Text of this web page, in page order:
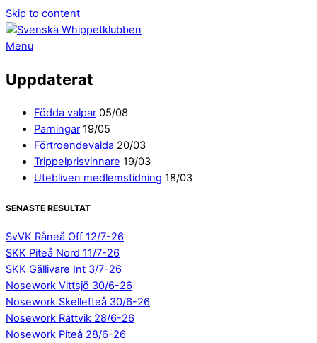
Skip to content
Menu
Uppdaterat
Födda valpar 05/08
Parningar 19/05
Förtroendevalda 20/03
Trippelprisvinnare 19/03
Utebliven medlemstidning 18/03
SENASTE RESULTAT
SvVK Råneå Off 12/7-26
SKK Piteå Nord 11/7-26
SKK Gällivare Int 3/7-26
Nosework Vittsjö 30/6-26
Nosework Skellefteå 30/6-26
Nosework Rättvik 28/6-26
Nosework Piteå 28/6-26